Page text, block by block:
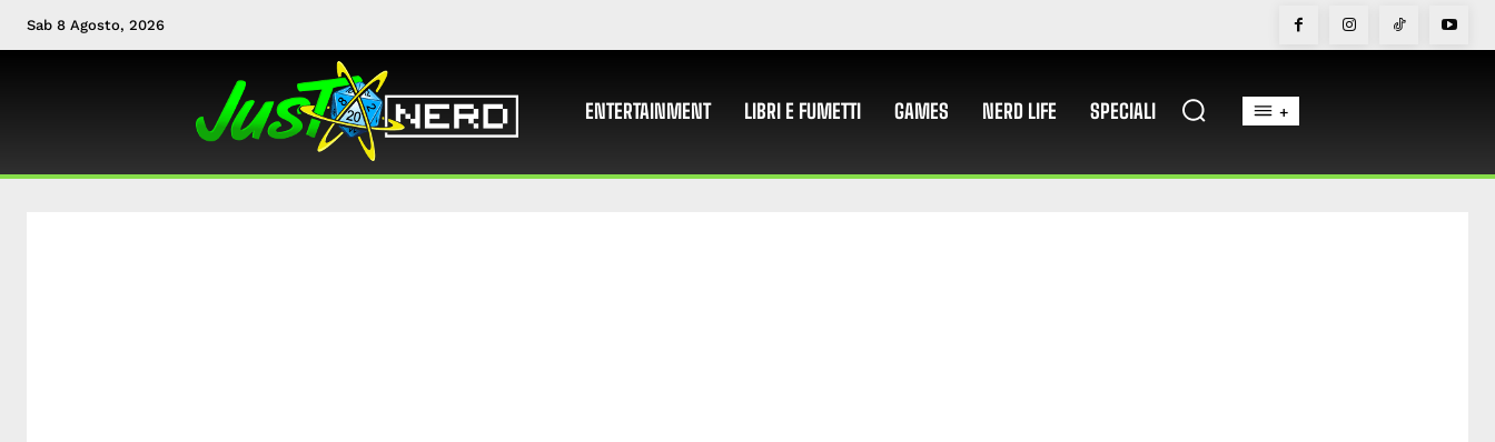
Sab 8 Agosto, 2026
ENTERTAINMENT LIBRI E FUMETTI GAMES NERD LIFE SPECIALI +